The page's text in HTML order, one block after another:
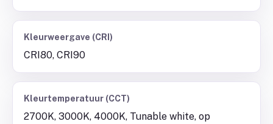
Kleurweergave (CRI)
CRI80, CRI90
Kleurtemperatuur (CCT)
2700K, 3000K, 4000K, Tunable white, op